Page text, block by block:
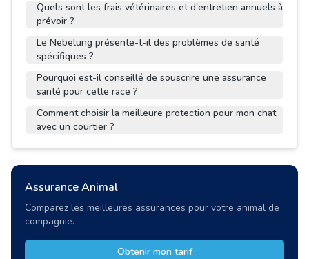
Quels sont les frais vétérinaires et d'entretien annuels à
prévoir ?
Le Nebelung présente-t-il des problèmes de santé
spécifiques ?
Pourquoi est-il conseillé de souscrire une assurance
santé pour cette race ?
Comment choisir la meilleure protection pour mon chat
avec un courtier ?
Assurance Animal
Comparez les meilleures assurances pour votre animal de
compagnie.
Obtenir mon tarif